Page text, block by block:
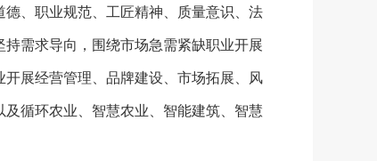
、职业规范、工匠精神、质量意识、法
需求导向，围绕市场急需紧缺职业开展
展经营管理、品牌建设、市场拓展、风
循环农业、智慧农业、智能建筑、智慧